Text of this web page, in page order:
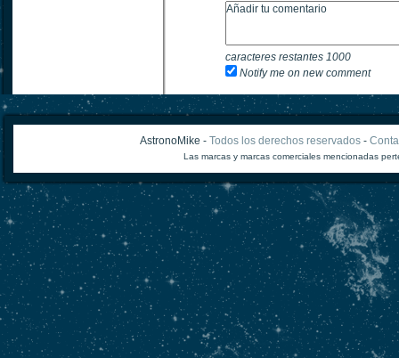
caracteres restantes 1000
Notify me on new comment
AstronoMike - Todos los derechos reservados-
Las marcas y marcas comerciales mencionadas